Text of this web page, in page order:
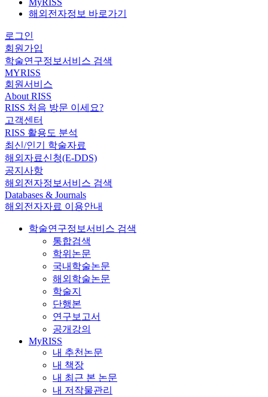
MyRISS
해외전자정보 바로가기
로그인
회원가입
학술연구정보서비스 검색
MYRISS
회원서비스
About RISS
RISS 처음 방문 이세요?
고객센터
RISS 활용도 분석
최신/인기 학술자료
해외자료신청(E-DDS)
공지사항
해외전자정보서비스 검색
Databases & Journals
해외전자자료 이용안내
학술연구정보서비스 검색
통합검색
학위논문
국내학술논문
해외학술논문
학술지
단행본
연구보고서
공개강의
MyRISS
내 추천논문
내 책장
내 최근 본 논문
내 저작물관리